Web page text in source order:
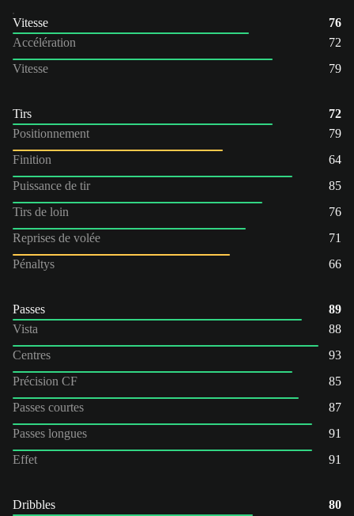
Vitesse
76
Accélération
72
Vitesse
79
Tirs
72
Positionnement
79
Finition
64
Puissance de tir
85
Tirs de loin
76
Reprises de volée
71
Pénaltys
66
Passes
89
Vista
88
Centres
93
Précision CF
85
Passes courtes
87
Passes longues
91
Effet
91
Dribbles
80